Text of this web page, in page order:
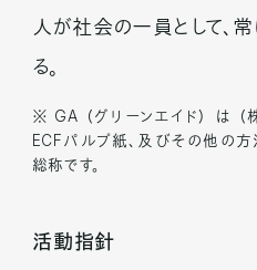
人が社会の一員として、
る。
※ GA （グリーンエイド） は （
ECFパルプ紙、及びその他の
総称です。
活動指針